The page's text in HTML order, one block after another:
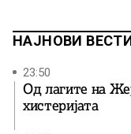
НАЈНОВИ
23:50
Од лагите на
хистеријата